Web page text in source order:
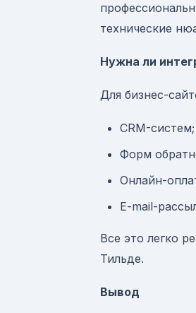
технические
Нужна ли
Для бизнес-
CRM-систем;
Форм
Онлайн-
E-mail-
Все это легко
Тильде.
Вывод